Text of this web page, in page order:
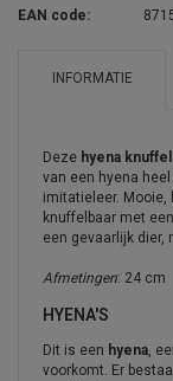
EAN code:
INFORMATIE
Deze hyena knuffel
van een hyena
imitatieleer. Mooie,
knuffelbaar met
een gevaarlijk dier,
Afmetingen: 24 cm
HYENA'S
Dit is een hyena,
voorkomt. Er